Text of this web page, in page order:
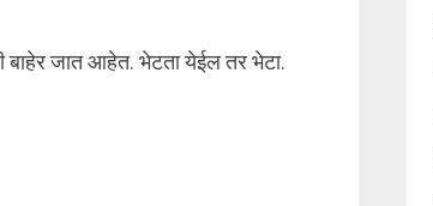
बाहेर जात आहेत. भेटता येईल तर भेटा.